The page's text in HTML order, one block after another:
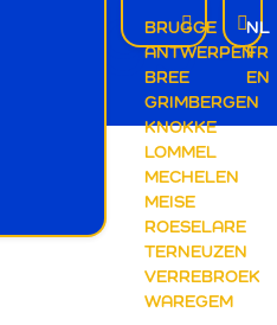
ANTWERPEN
BREE
BRUGGE
GRIMBERGEN
KNOKKE
LOMMEL
MECHELEN
MEISE
ROESELARE
TERNEUZEN
VERREBROEK
WAREGEM
NL
FR
EN